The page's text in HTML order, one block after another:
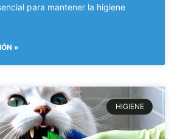
para mantener la higiene
»
HIGIENE